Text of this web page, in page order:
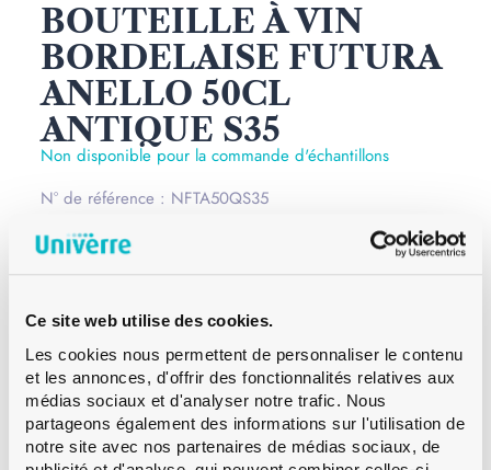
Ce site web utilise des cookies.
Les cookies nous permettent de personnaliser le contenu
et les annonces, d'offrir des fonctionnalités relatives aux
médias sociaux et d'analyser notre trafic. Nous
partageons également des informations sur l'utilisation de
notre site avec nos partenaires de médias sociaux, de
BOUTEILLE À VIN
BORDELAISE FUTURA
ANELLO 50CL
ANTIQUE S35
Non disponible pour la commande d'échantillons
N° de référence : NFTA50QS35
Les bouteilles à vin Bordelaise 50 cl Futura S35 de
couleur antique se distinguent par leur col fin et long.
plusieurs couleurs et tailles différentes.Lire la suite
Bague
Anello
Couleur
Antique